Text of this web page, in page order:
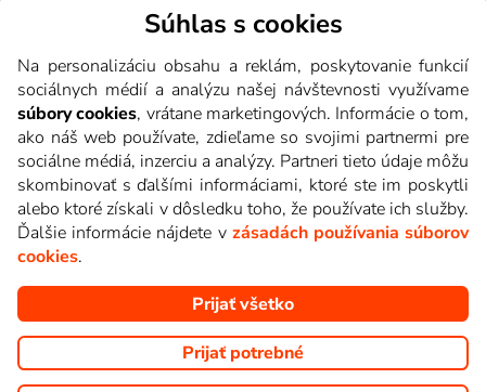
Videotéka
Copyright © goNET s.r.o. Na tomto webe sú zobrazované obrázky
z relácií TV staníc, ktoré môžete sledovať v Lepšia.TV.
Súhlas s cookies
Na personalizáciu obsahu a reklám, poskytovanie funkcií
sociálnych médií a analýzu našej návštevnosti využívame
súbory cookies, vrátane marketingových. Informácie o tom,
ako náš web používate, zdieľame so svojimi partnermi pre
sociálne médiá, inzerciu a analýzy. Partneri tieto údaje môžu
skombinovať s ďalšími informáciami, ktoré ste im poskytli
alebo ktoré získali v dôsledku toho, že používate ich služby.
Ďalšie informácie nájdete v zásadách používania súborov
cookies.
Prijať všetko
Prijať potrebné